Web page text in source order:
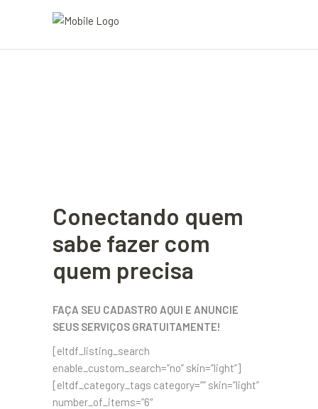
Conectando quem
sabe fazer com
quem precisa
FAÇA SEU CADASTRO AQUI E ANUNCIE
SEUS SERVIÇOS GRATUITAMENTE!
[eltdf_listing_search
enable_custom_search=”no” skin=”light”]
[eltdf_category_tags category=”” skin=”light”
number_of_items=”6″